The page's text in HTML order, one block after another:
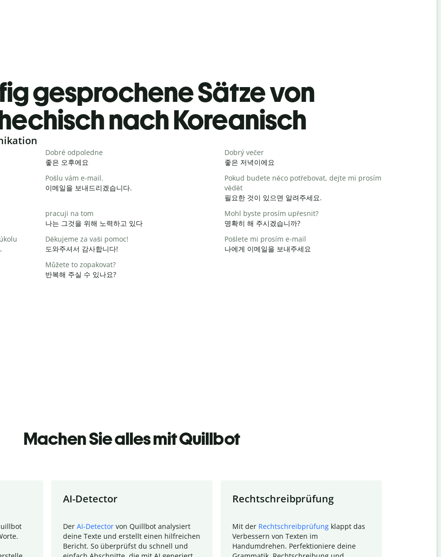
gesprochene Sätze von
nach Koreanisch
Dobré odpoledne
좋은 오후에요
Dobrý večer
좋은 저녁이에요
Pošlu vám e-mail.
이메일을 보내드리겠습니다.
Pokud budete něco potřebovat, dejte mi prosím
vědět
필요한 것이 있으면 알려주세요.
pracuji na tom
나는 그것을 위해 노력하고 있다
Mohl byste prosím upřesnit?
명확히 해 주시겠습니까?
Děkujeme za vaši pomoc!
도와주셔서 감사합니다!
Pošlete mi prosím e-mail
나에게 이메일을 보내주세요
Můžete to zopakovat?
반복해 주실 수 있나요?
Machen Sie alles mit Quillbot
AI-Detector
Der AI-Detector von Quillbot analysiert
deine Texte und erstellt einen hilfreichen
Bericht. So überprüfst du schnell und
Rechtschreibprüfung
Mit der Rechtschreibprüfung klappt das
Verbessern von Texten im
Handumdrehen. Perfektioniere deine